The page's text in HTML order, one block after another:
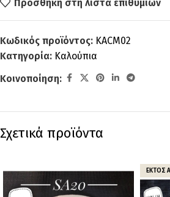
Προσθήκη στη λίστα επιθυμιών
Κωδικός προϊόντος: KACM02
Κατηγορία: Καλούπια
Κοινοποίηση:
Σχετικά προϊόντα
ΕΚΤΌΣ